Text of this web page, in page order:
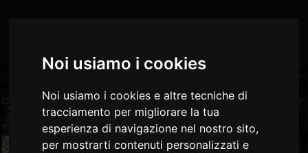
Noi usiamo i cookies
Noi usiamo i cookies e altre tecniche di
tracciamento per migliorare la tua
esperienza di navigazione nel nostro sito,
per mostrarti contenuti personalizzati e